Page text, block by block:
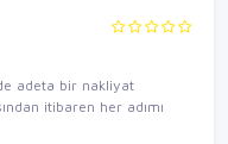
adeta bir nakliyat
itibaren her adımı